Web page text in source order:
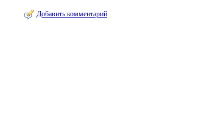
Добавить комментарий